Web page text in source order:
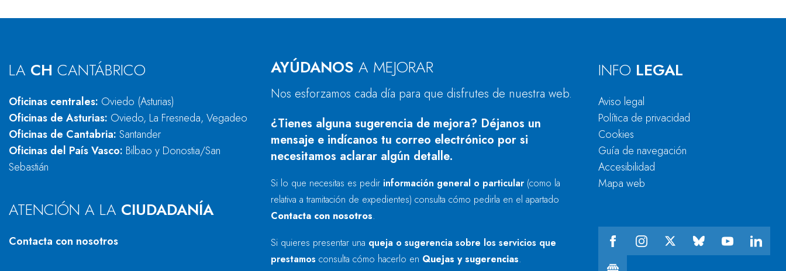
LA CH CANTÁBRICO
Oficinas centrales: Oviedo (Asturias)
Oficinas de Asturias: Oviedo, La Fresneda, Vegadeo
Oficinas de Cantabria: Santander
Oficinas del País Vasco: Bilbao y Donostia/San
Sebastián
ATENCIÓN A LA CIUDADANÍA
Contacta con nosotros
AYÚDANOS A MEJORAR
Nos esforzamos cada día para que disfrutes de nuestra web.
¿Tienes alguna sugerencia de mejora? Déjanos un
mensaje e indícanos tu correo electrónico por si
necesitamos aclarar algún detalle.
Si lo que necesitas es pedir información general o particular (como la
relativa a tramitación de expedientes) consulta cómo pedirla en el apartado
Contacta con nosotros.
Si quieres presentar una queja o sugerencia sobre los servicios que
prestamos consulta cómo hacerlo en Quejas y sugerencias.
INFO LEGAL
Aviso legal
Política de privacidad
Cookies
Guía de navegación
Accesibilidad
Mapa web